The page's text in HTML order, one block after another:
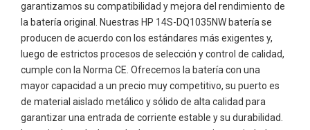
garantizamos su compatibilidad y mejora del rendimiento de
la batería original. Nuestras HP 14S-DQ1035NW batería se
producen de acuerdo con los estándares más exigentes y,
luego de estrictos procesos de selección y control de calidad,
cumple con la Norma CE. Ofrecemos la batería con una
mayor capacidad a un precio muy competitivo, su puerto es
de material aislado metálico y sólido de alta calidad para
garantizar una entrada de corriente estable y su durabilidad.